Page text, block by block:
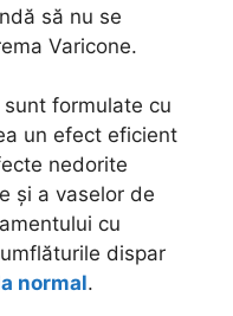
să nu se
Varicone.
formulate cu
un efect eficient
nedorite
și a vaselor de
cu
dispar
normal.